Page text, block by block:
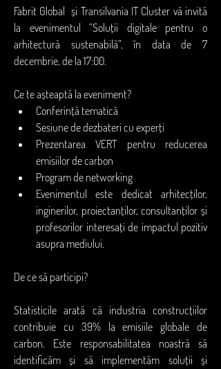
Fabrit Global  și Transilvania IT Cluster vă invită
la evenimentul ”Soluții digitale pentru o
arhitectură sustenabilă”, în data de 7
decembrie, de la 17:00.
Ce te așteaptă la eveniment?
Conferință tematică
Sesiune de dezbateri cu experți
Prezentarea VERT pentru reducerea
emisiilor de carbon
Program de networking
Evenimentul este dedicat arhitecților,
inginerilor, proiectanților, consultanților și
profesorilor interesați de impactul pozitiv
asupra mediului.
De ce să participi?
Statisticile arată că industria construcțiilor
contribuie cu 39% la emisiile globale de
carbon. Este responsabilitatea noastră să
identificăm și să implementăm soluții și